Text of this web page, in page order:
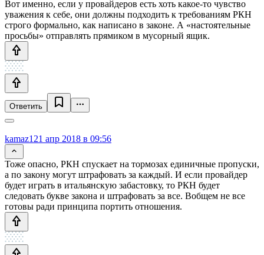
Вот именно, если у провайдеров есть хоть какое-то чувство
уважения к себе, они должны подходить к требованиям РКН
строго формально, как написано в законе. А «настоятельные
просьбы» отправлять прямиком в мусорный ящик.
Ответить
kamaz1 21 апр 2018 в 09:56
Тоже опасно, РКН спускает на тормозах единичные пропуски,
а по закону могут штрафовать за каждый. И если провайдер
будет играть в итальянскую забастовку, то РКН будет
следовать букве закона и штрафовать за все. Вобщем не все
готовы ради принципа портить отношения.